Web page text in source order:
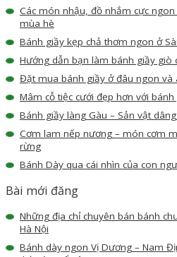
Các món nhậu, đồ nhắm cực
mùa hè
Bánh giầy kẹp chả thơm ngon ở
Hướng dẫn bạn làm bánh giầy giò
Đặt mua bánh giầy ở đâu ngon và
Mâm cỗ tiệc cưới đẹp hơn với
Bánh giầy làng Gàu – Sản vật
Cơm lam nếp nương – món cơm
rừng
Bánh Dày qua cái nhìn của con
Bài mới đăng
Những địa chỉ chuyên bán bánh
Hà Nội
Bánh dày ngon Vị Dương – Nam